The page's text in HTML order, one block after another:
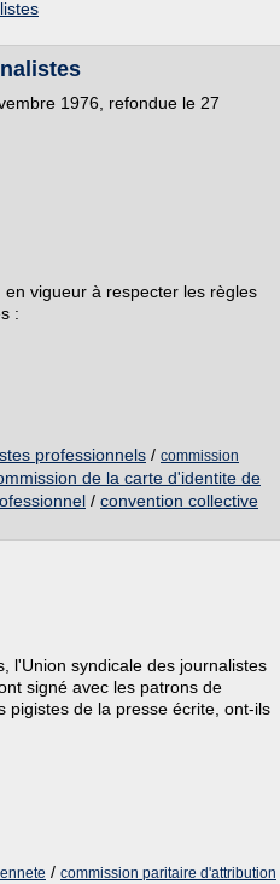
1976, refondue le 27
vigueur à respecter les règles
:
professionnels / commission
de la carte d'identite de
/ convention collective
l'Union syndicale des journalistes
signé avec les patrons de
pigistes de la presse écrite, ont-ils
/ commission paritaire d'attribution